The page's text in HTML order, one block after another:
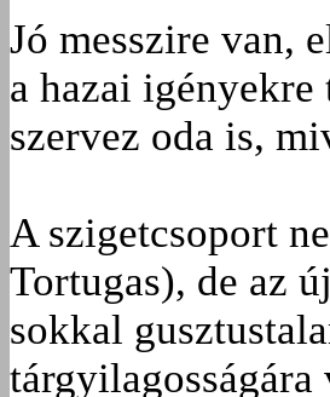
Jó messzire van,
a hazai
szervez oda is,
A szigetcsoport
Tortugas), de az
sokkal